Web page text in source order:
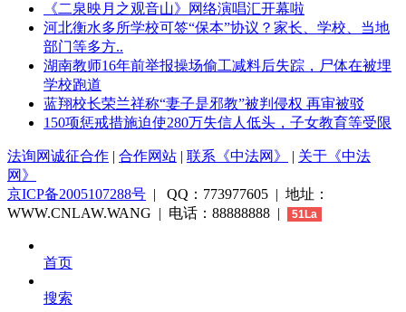
《二泉映月之观音山》网络演唱汇开幕啦
河北衡水多所学校可签“保本”协议？家长、学校、当地
部门等多方..
湖南教师16年前举报操场偷工减料后失踪，尸体在被埋
学校跑道
蓝翔校长荣兰祥称“妻子是邪教”被判侵权 再审被驳
150项惩戒措施迫使280万失信人低头，子女教育等受限
法询网诚征合作 | 合作网站 | 联系《中法网》 | 关于《中法
网》
京ICP备2005107288号 | QQ：773977605 | 地址：
WWW.CNLAW.WANG | 电话：88888888 |
51La
首页
搜索